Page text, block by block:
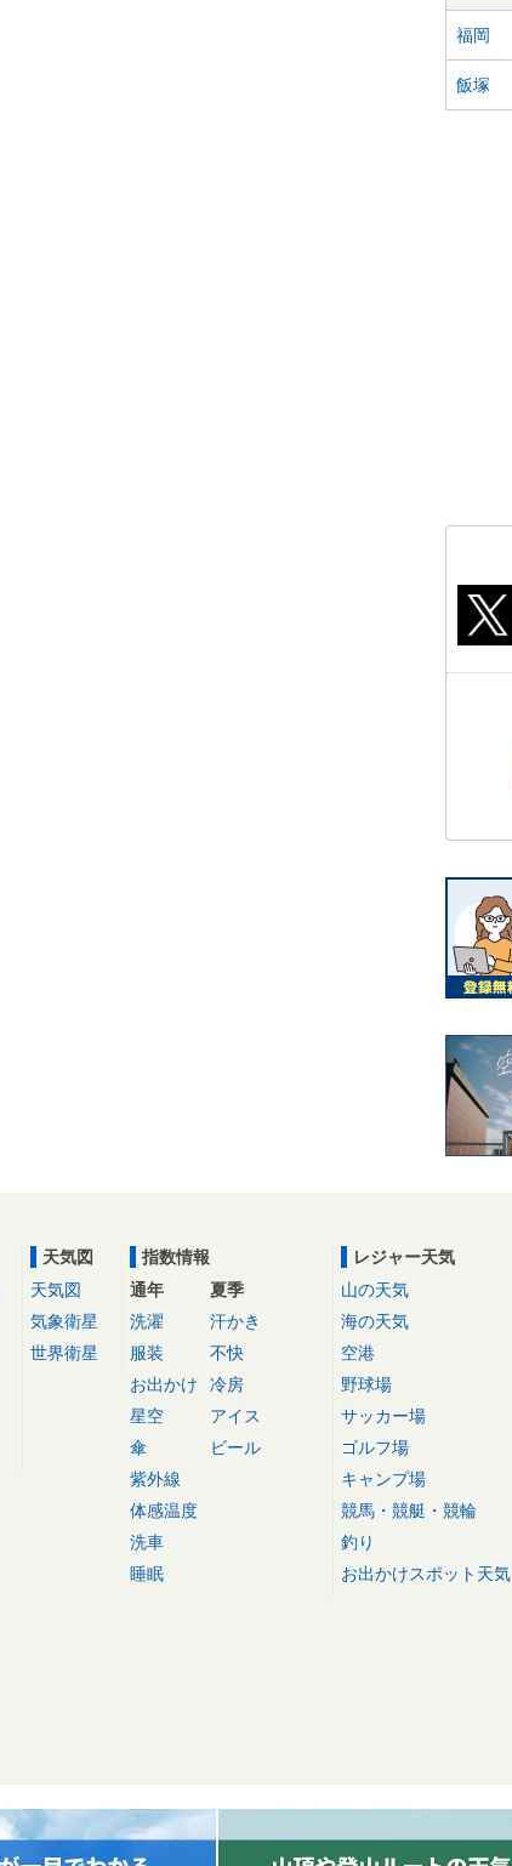
福岡
飯塚
天気図
天気図
気象衛星
世界衛星
指数情報
通年
洗濯
服装
お出かけ
星空
傘
紫外線
体感温度
洗車
睡眠
夏季
汗かき
不快
冷房
アイス
ビール
レジャー天気
山の天気
海の天気
空港
野球場
サッカー場
ゴルフ場
キャンプ場
競馬・競艇・競輪
釣り
お出かけスポット天気